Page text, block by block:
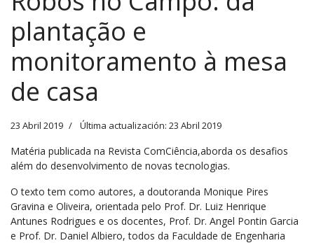
plantação e
monitoramento à mesa
de casa
23 Abril 2019 Última actualización: 23 Abril 2019
Matéria publicada na Revista ComCiência,aborda os desafios
além do desenvolvimento de novas tecnologias.
O texto tem como autores, a doutoranda Monique Pires
Gravina e Oliveira, orientada pelo Prof. Dr. Luiz Henrique
Antunes Rodrigues e os docentes, Prof. Dr. Angel Pontin Garcia
e Prof. Dr. Daniel Albiero, todos da Faculdade de Engenharia